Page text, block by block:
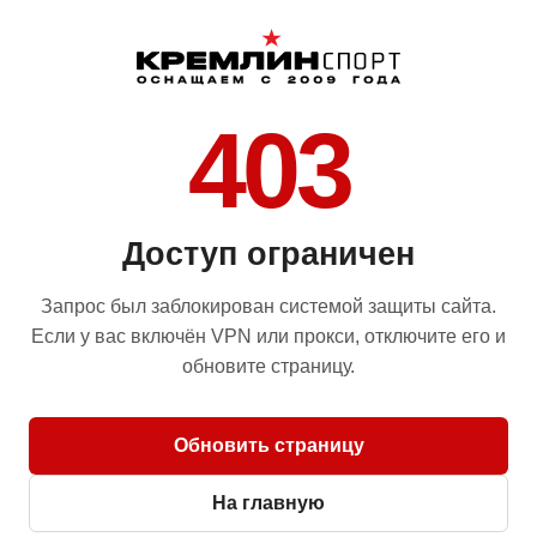
403
Доступ ограничен
Запрос был заблокирован системой защиты сайта.
Если у вас включён VPN или прокси, отключите его и
обновите страницу.
Обновить страницу
На главную